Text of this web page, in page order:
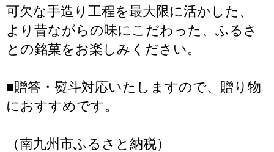
可欠な手造り工程を最大限に活かした、
より昔ながらの味にこだわった、ふるさ
との銘菓をお楽しみください。
■贈答・熨斗対応いたしますので、贈り物
におすすめです。
（南九州市ふるさと納税）